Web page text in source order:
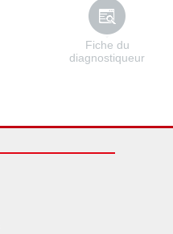
Fiche du
diagnostiqueur